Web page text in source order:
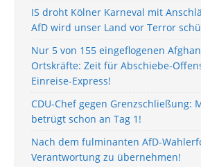
IS droht Kölner Karneval mit
AfD wird unser Land vor Terror
Nur 5 von 155 eingeflogenen
Ortskräfte: Zeit für Abschiebe-
Einreise-Express!
CDU-Chef gegen Grenzschließung:
betrügt schon an Tag 1!
Nach dem fulminanten AfD-
Verantwortung zu übernehmen!